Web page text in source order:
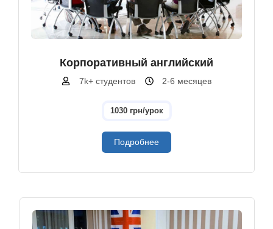
Корпоративный английский
7k+ студентов 2-6 месяцев
1030 грн/урок
Подробнее